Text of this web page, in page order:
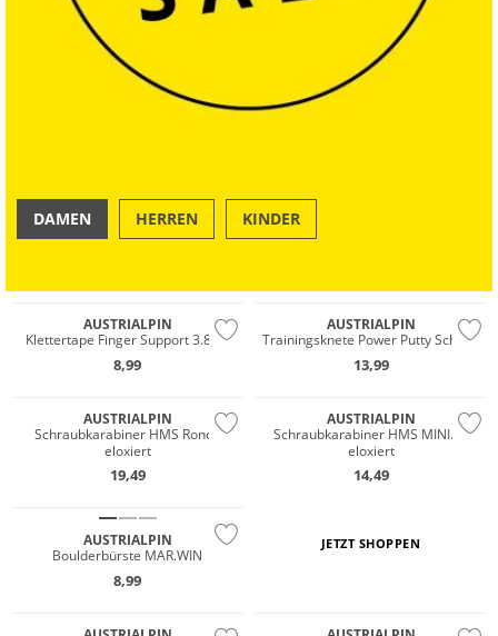
DAMEN HERREN KINDER
AUSTRIALPIN
Klettertape Finger Support 3.8cm
8,99
AUSTRIALPIN
Trainingsknete Power Putty Schwer
13,99
AUSTRIALPIN
Schraubkarabiner HMS Rondo
eloxiert
19,49
AUSTRIALPIN
Schraubkarabiner HMS MINI.MI
eloxiert
14,49
AUSTRIALPIN
Boulderbürste MAR.WIN
8,99
JETZT SHOPPEN